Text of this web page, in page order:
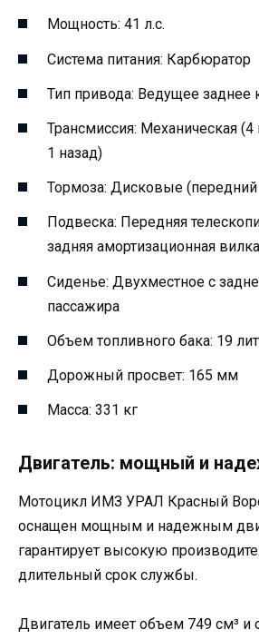
Мощность: 41 л.с.
Система питания: Карбюратор
Тип привода: Ведущее заднее
Трансмиссия: Механическая
1 назад)
Тормоза: Дисковые (передний
Подвеска: Передняя
задняя амортизационная вилка
Сиденье: Двухместное с
пассажира
Объем топливного бака: 19
Дорожный просвет: 165 мм
Масса: 331 кг
Двигатель: мощный и
Мотоцикл ИМЗ УРАЛ Красный
оснащен мощным и надежным
гарантирует высокую
длительный срок службы.
Двигатель имеет объем 749 см³ и